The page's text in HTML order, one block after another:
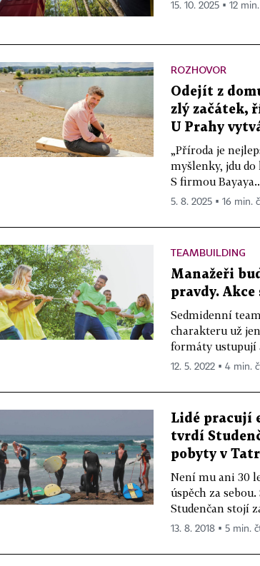
15. 10. 2025 ▪ 12
ROZHOVOR
Odejít z
zlý začátek,
U Prahy
„Příroda je
myšlenky, jdu
S firmou
5. 8. 2025 ▪ 16 min.
TEAMBUILDING
Manažeři
pravdy.
Sedmidenní
charakteru už
formáty ustupují
12. 5. 2022 ▪ 4 min.
Lidé pracují
tvrdí
pobyty v
Není mu ani 30
úspěch za
Studenčan stojí
13. 8. 2018 ▪ 5 min.